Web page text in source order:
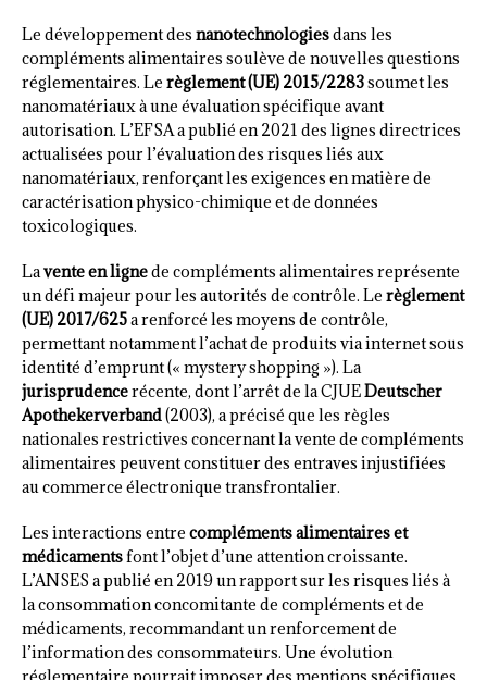
Le développement des nanotechnologiesdans les
compléments alimentaires soulève de nouvelles questions
réglementaires. Le règlement (UE) 2015/2283soumet les
nanomatériaux à une évaluation spécifique avant
autorisation. L’EFSA a publié en 2021 des lignes directrices
actualisées pour l’évaluation des risques liés aux
nanomatériaux, renforçant les exigences en matière de
caractérisation physico-chimique et de données
toxicologiques.
Lavente en lignede compléments alimentaires représente
un défi majeur pour les autorités de contrôle. Le règlement
(UE) 2017/625a renforcé les moyens de contrôle,
permettant notamment l’achat de produits via internet sous
identité d’emprunt (« mystery shopping »). La
jurisprudencerécente, dont l’arrêt de la CJUEDeutscher
Apothekerverband(2003), a précisé que les règles
nationales restrictives concernant la vente de compléments
alimentaires peuvent constituer des entraves injustifiées
au commerce électronique transfrontalier.
Les interactions entre compléments alimentaires et
médicamentsfont l’objet d’une attention croissante.
L’ANSES a publié en 2019 un rapport sur les risques liés à
la consommation concomitante de compléments et de
médicaments, recommandant un renforcement de
l’information des consommateurs. Une évolution